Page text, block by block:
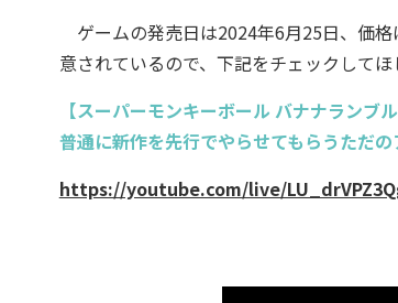
ゲームの発売日は2024年6月25日、価
意されているので、下記をチェックしてほ
【スーパーモンキーボール バナナランブル
普通に新作を先行でやらせてもらうただ
https://youtube.com/live/